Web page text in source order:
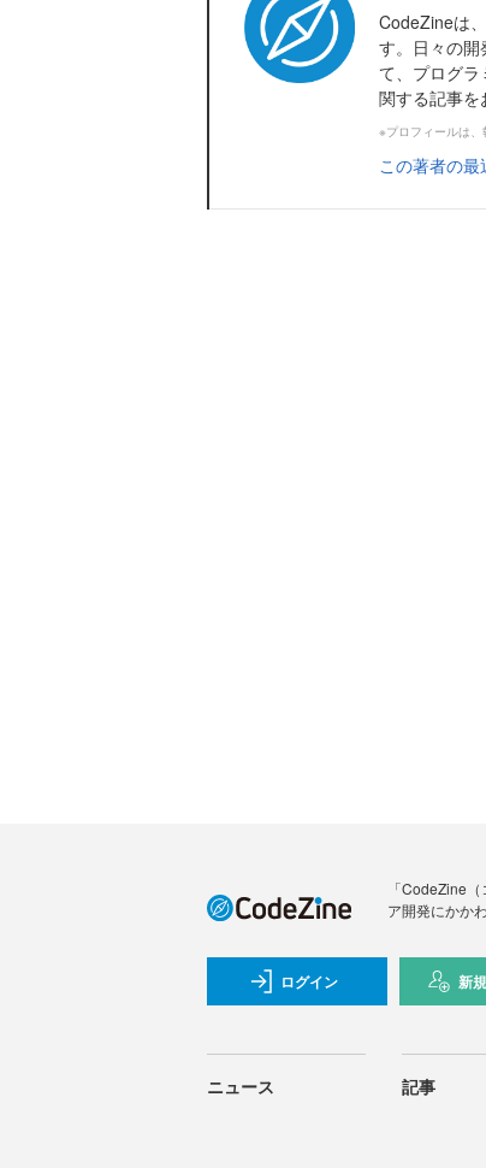
CodeZineは
す。日々の開
て、プログ
関する記事を
※プロフィールは
この著者の
「CodeZine
ア開発にかか
ログイン 新
ニュース 記事